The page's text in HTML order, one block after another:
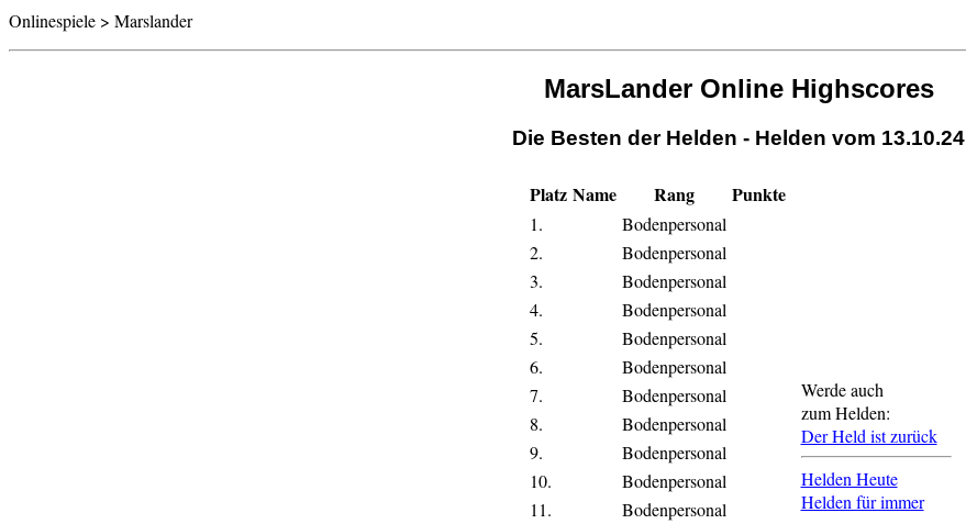
Onlinespiele > Marslander
MarsLander Online Highscores
Die Besten der Helden - Helden vom 13.10.24
Platz Name Rang Punkte
1.
Bodenpersonal
2.
Bodenpersonal
3.
Bodenpersonal
4.
Bodenpersonal
5.
Bodenpersonal
6.
Bodenpersonal
7.
Bodenpersonal
8.
Bodenpersonal
9.
Bodenpersonal
10.
Bodenpersonal
11.
Bodenpersonal
Werde auch
zum Helden:
Der Held ist zurück
Helden Heute
Helden für immer